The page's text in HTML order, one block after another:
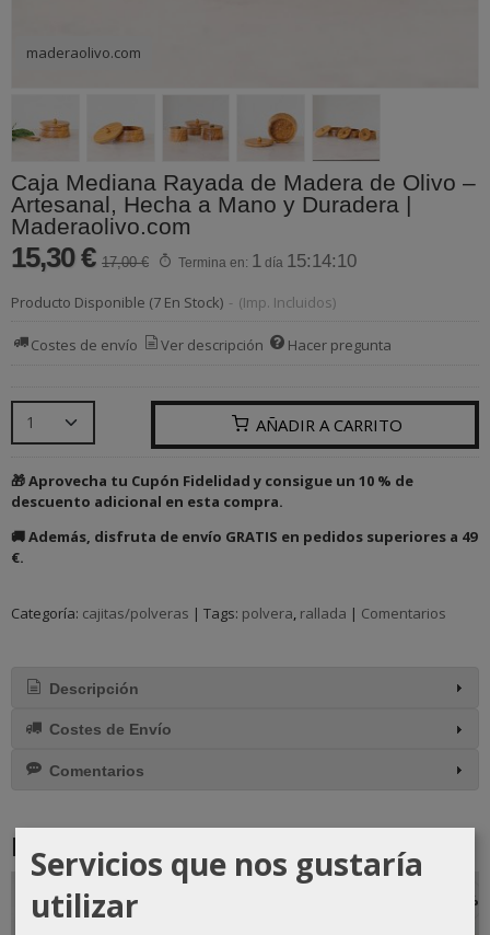
maderaolivo.com
Caja Mediana Rayada de Madera de Olivo –
Artesanal, Hecha a Mano y Duradera |
Maderaolivo.com
15,30 € 17,00 € Termina en: 1 día 15:14:10
Producto Disponible (7 En Stock) - (Imp. Incluidos)
Costes de envío Ver descripción Hacer pregunta
AÑADIR A CARRITO
🎁 Aprovecha tu Cupón Fidelidad y consigue un 10 % de
descuento adicional en esta compra.
🚚 Además, disfruta de envío GRATIS en pedidos superiores a 49
€.
Categoría: cajitas/polveras | Tags: polvera rallada | Comentarios
Descripción
Costes de Envío
Comentarios
Productos Relacionados
-10 % -10 %
Servicios que nos gustaría
utilizar